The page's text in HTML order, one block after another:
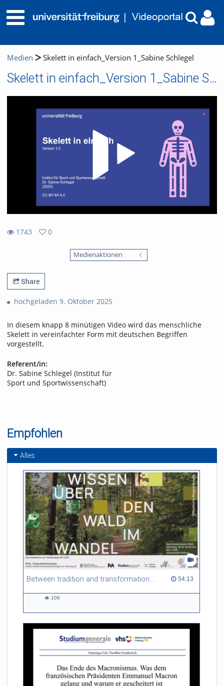
Medien Skelett in einfach_Version 1_Sabine Schlegel
Skelett in einfach_Version 1_Sabine Schlegel
1743
0
Medienaktionen
Share
hochgeladen 9. Oktober 2025
In diesem knapp 8 minütigen Video wird das menschliche
Skelett in vereinfachter Form mit deutschen Begriffen
vorgestellt.
Referent/in:
Dr. Sabine Schlegel (Institut für
Sport und Sportwissenschaft)
Empfohlen
Alles
Between tradition and transformation: how owners, advisers and institutions co-create knowledge for resilient forests in Europe 54:13
54:13 duration
106